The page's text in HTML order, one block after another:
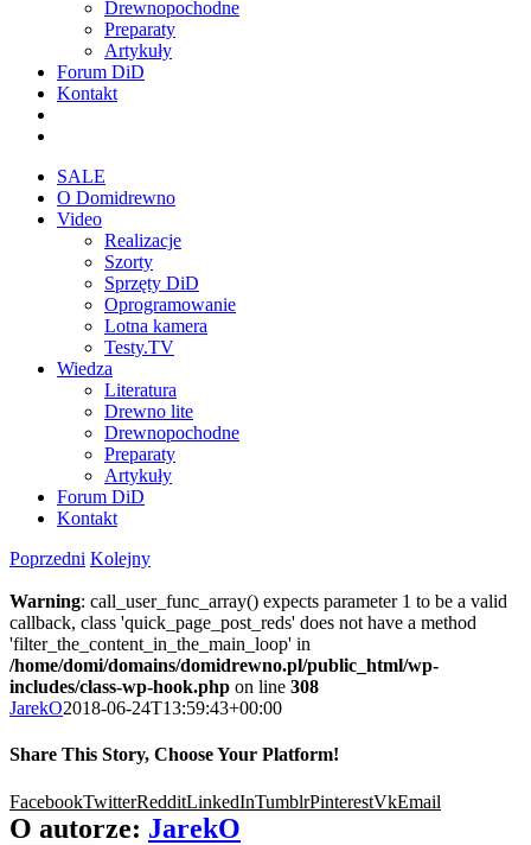
Drewnopochodne
Preparaty
Artykuły
Forum DiD
Kontakt
SALE
O Domidrewno
Video
Realizacje
Szorty
Sprzęty DiD
Oprogramowanie
Lotna kamera
Testy.TV
Wiedza
Literatura
Drewno lite
Drewnopochodne
Preparaty
Artykuły
Forum DiD
Kontakt
Poprzedni Kolejny
Warning: call_user_func_array() expects parameter 1 to be a valid
callback, class 'quick_page_post_reds' does not have a method
'filter_the_content_in_the_main_loop' in
/home/domi/domains/domidrewno.pl/public_html/wp-
includes/class-wp-hook.php on line 308
JarekO2018-06-24T13:59:43+00:00
Share This Story, Choose Your Platform!
FacebookTwitterRedditLinkedInTumblrPinterestVkEmail
O autorze: JarekO